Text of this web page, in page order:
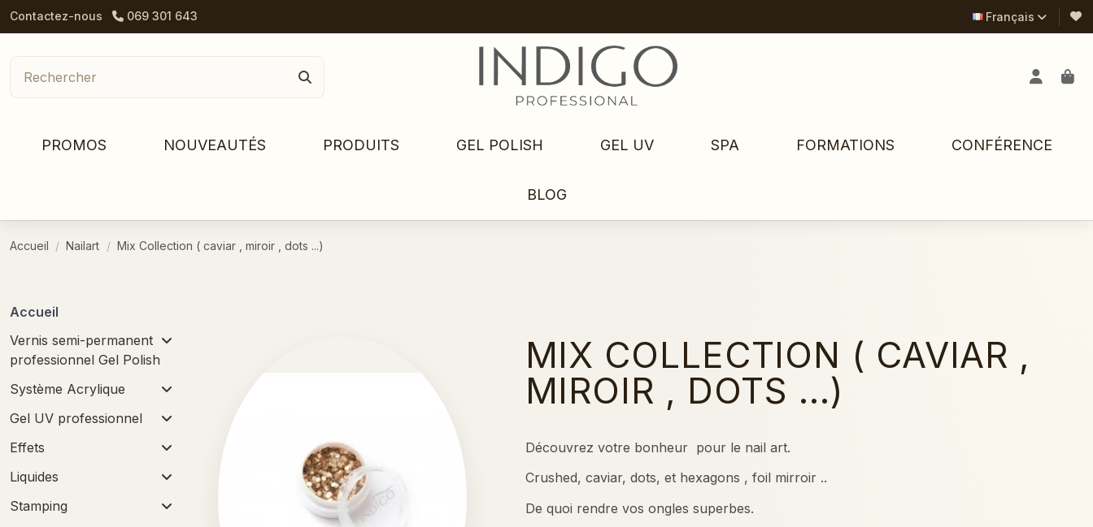
Contactez-nous 069 301 643 Français
PROMOS NOUVEAUTÉS PRODUITS GEL POLISH GEL UV SPA FORMATIONS CONFÉRENCE
BLOG
Accueil Nailart Mix Collection ( caviar , miroir , dots ...)
MIX COLLECTION ( CAVIAR ,
MIROIR , DOTS ...)
Découvrez votre bonheur pour le nail art.
Crushed, caviar, dots, et hexagons , foil mirroir ..
De quoi rendre vos ongles superbes.
Accueil
Vernis semi-permanent
professionnel Gel Polish
Système Acrylique
Gel UV professionnel
Effets
Liquides
Stamping